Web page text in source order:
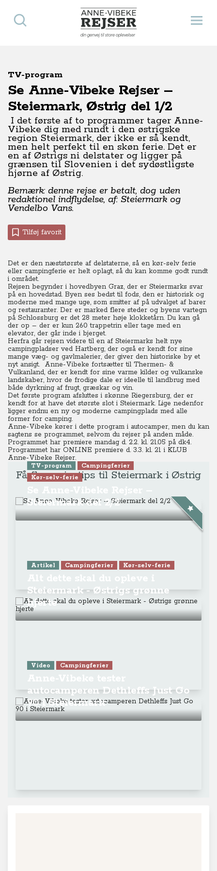
Anne-Vibeke Rejser
din genvej til store oplevelser
Åbn
Søg
TV-program
Se Anne-Vibeke Rejser –
Steiermark, Østrig del 1/2
I det første af to programmer tager Anne-
Vibeke dig med rundt i den østrigske
region Steiermark, der ikke er så kendt,
men helt perfekt til en skøn ferie. Det er
en af Østrigs ni delstater og ligger på
grænsen til Slovenien i det sydøstligste
hjørne af Østrig.
Bemærk: denne rejse er betalt, dog uden
redaktionel indflydelse, af: Steiermark og
Vendelbo Vans.
Tilføj favorit
Det er den næststørste af delstaterne, så en kør-selv ferie
eller campingferie er helt oplagt, så du kan komme godt rundt
i området.
Rejsen begynder i hovedbyen Graz, der er Steiermarks svar
på en hovedstad. Byen ses bedst til fods, den er historisk og
moderne med mange uge, som smitter af på udvalget af barer
og restauranter. Der er marked flere steder og byens vartegn
på Schlossburg er det 28 meter høje klokketårn. Du kan gå
der op – der er kun 260 trappetrin eller tage med en
elevator, der går inde i bjerget.
Herfra går rejsen videre til en af Steiermarks helt nye
campingpladser ved Hartberg, der også er kendt for sine
mange væg- og gavlmalerier, der giver den historiske by et
nyt ansigt. Anne-Vibeke fortsætter til Thermen- &
Vulkanland, der er kendt for sine varme kilder og vulkanske
landskaber, hvor de frodige dale er ideelle til landbrug med
både dyrkning af frugt, græskar og vin.
Det første program afsluttes i skønne Riegersburg, der er
kendt for at have det største slot i Steiermark. Lige nedenfor
ligger endnu en ny og moderne campingplads med alle
former for camping.
Anne-Vibeke kører i dette program i autocamper, men du kan
sagtens se programmet, selvom du rejser på anden måde.
Programmet har premiere mandag d. 2.2. kl. 21.05 på dk4.
Programmet har ONLINE premiere d. 3.3. kl. 21i KLUB
Anne-Vibeke Rejser.
Få flere rejsetips til Steiermark i Østrig
TV-program
Campingferier
Kør-selv-ferie
Steiermark del 2/2
Artikel Campingferier Kør-selv-ferie
Steiermark - Østrigs grønne
hjerte
Video Campingferier
autocamperen Dethleffs Just Go
90 i Steiermark